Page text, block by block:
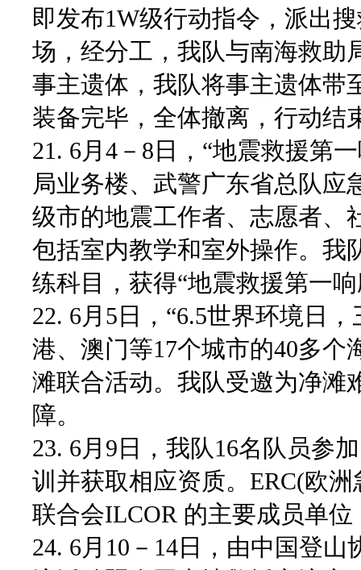
即发布1W级行动指令，派出
场，经分工，我队与南海救助
事主遗体，我队将事主遗体带
装备完毕，全体撤离，行动结
21. 6月4－8日，“地震救援第
局业务楼、武警广东省总队应
级市的地震工作者、志愿者、
包括室内教学和室外操作。我
练科目，获得“地震救援第一
22. 6月5日，“6.5世界环境日
港、澳门等17个城市的40多个
滩联合活动。我队受邀为净滩
障。
23. 6月9日，我队16名队员参
训并获取相应资质。ERC(欧洲
联合会ILCOR 的主要成员单
24. 6月10－14日，由中国登